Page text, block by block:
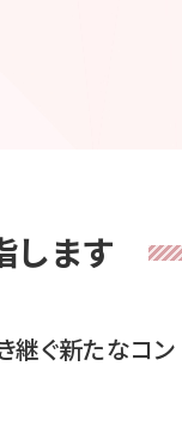
ます
継ぐ新たなコン